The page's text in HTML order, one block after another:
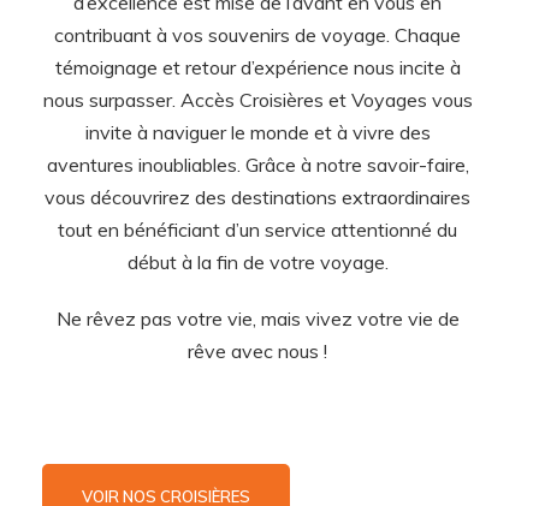
contribuant à vos souvenirs de voyage. Chaque
témoignage et retour d’expérience nous incite à
nous surpasser. Accès Croisières et Voyages vous
invite à naviguer le monde et à vivre des
aventures inoubliables. Grâce à notre savoir-faire,
vous découvrirez des destinations extraordinaires
tout en bénéficiant d’un service attentionné du
début à la fin de votre voyage.
Ne rêvez pas votre vie, mais vivez votre vie de
rêve avec nous !
VOIR NOS CROISIÈRES